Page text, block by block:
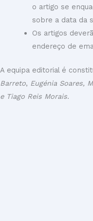
o artigo se
sobre a data da
Os artigos
endereço de
A equipa editorial é
Barreto, Eugénia Soares,
e Tiago Reis Morais.